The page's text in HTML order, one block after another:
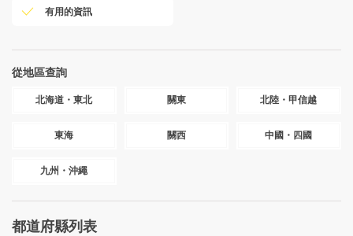
有用的資訊
從地區查詢
北海道・東北 關東 北陸・甲信越
東海 關西 中國・四國
九州・沖繩
都道府縣列表